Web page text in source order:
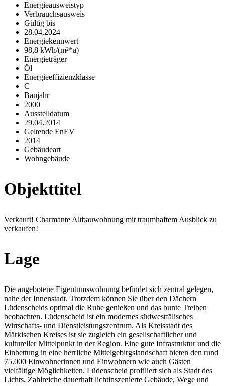
Energieausweistyp
Verbrauchsausweis
Gültig bis
28.04.2024
Energiekennwert
98,8 kWh/(m²*a)
Energieträger
Öl
Energieeffizienzklasse
C
Baujahr
2000
Ausstelldatum
29.04.2014
Geltende EnEV
2014
Gebäudeart
Wohngebäude
Objekttitel
Verkauft! Charmante Altbauwohnung mit traumhaftem Ausblick zu
verkaufen!
Lage
Die angebotene Eigentumswohnung befindet sich zentral gelegen,
nahe der Innenstadt. Trotzdem können Sie über den Dächern
Lüdenscheids optimal die Ruhe genießen und das bunte Treiben
beobachten. Lüdenscheid ist ein modernes südwestfälisches
Wirtschafts- und Dienstleistungszentrum. Als Kreisstadt des
Märkischen Kreises ist sie zugleich ein gesellschaftlicher und
kultureller Mittelpunkt in der Region. Eine gute Infrastruktur und die
Einbettung in eine herrliche Mittelgebirgslandschaft bieten den rund
75.000 Einwohnerinnen und Einwohnern wie auch Gästen
vielfältige Möglichkeiten. Lüdenscheid profiliert sich als Stadt des
Lichts. Zahlreiche dauerhaft lichtinszenierte Gebäude, Wege und